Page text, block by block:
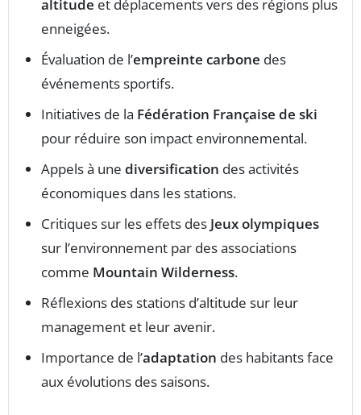
altitude et déplacements vers des régions plus
enneigées.
Évaluation de l’empreinte carbone des
événements sportifs.
Initiatives de la Fédération Française de ski
pour réduire son impact environnemental.
Appels à une diversification des activités
économiques dans les stations.
Critiques sur les effets des Jeux olympiques
sur l’environnement par des associations
comme Mountain Wilderness.
Réflexions des stations d’altitude sur leur
management et leur avenir.
Importance de l’adaptation des habitants face
aux évolutions des saisons.